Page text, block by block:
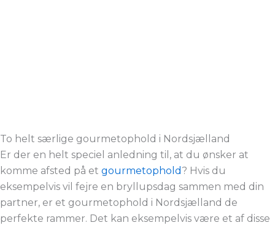
To helt særlige gourmetophold i Nordsjælland
Er der en helt speciel anledning til, at du ønsker at
komme afsted på et gourmetophold? Hvis du
eksempelvis vil fejre en bryllupsdag sammen med din
partner, er et gourmetophold i Nordsjælland de
perfekte rammer. Det kan eksempelvis være et af disse